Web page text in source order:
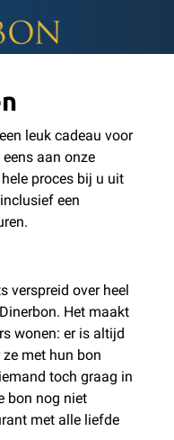
leuk cadeau voor
aan onze
proces bij u uit
een
verspreid over heel
Het maakt
wonen: er is altijd
met hun bon
toch graag in
bon nog niet
met alle liefde